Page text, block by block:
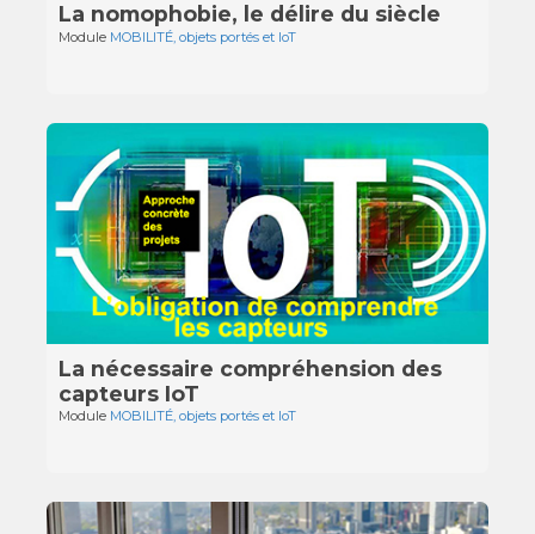
La nomophobie, le délire du siècle
Module MOBILITÉ, objets portés et IoT
La nécessaire compréhension des
capteurs IoT
Module MOBILITÉ, objets portés et IoT